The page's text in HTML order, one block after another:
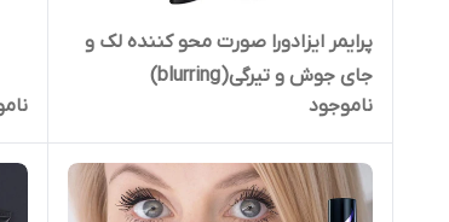
پرایمر ایزادورا صورت محو کننده لک و
جای جوش و تیرگی(blurring)
ناموجود